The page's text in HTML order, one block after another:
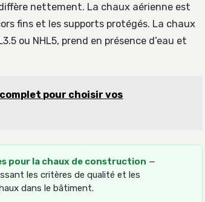
nettement. La chaux aérienne est
fins et les supports protégés. La chaux
ou NHL5, prend en présence d’eau et
pour choisir vos
pour la chaux de construction —
les critères de qualité et les
dans le bâtiment.